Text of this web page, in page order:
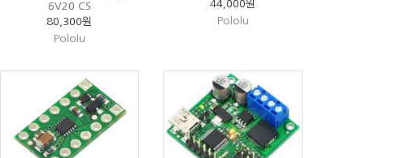
6V20 CS
80,300원
Pololu
44,000원
Pololu